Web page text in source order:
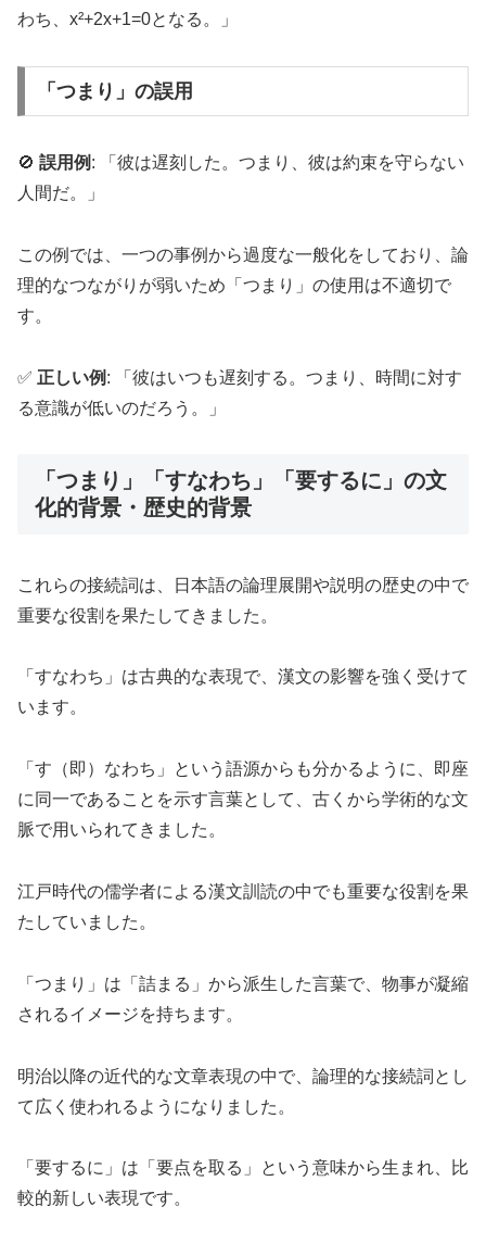
わち、x²+2x+1=0となる。」
「つまり」の誤用
🚫 誤用例 : 「彼は遅刻した。つまり、彼は約束を守らない
人間だ。」
この例では、一つの事例から過度な一般化をしており、論
理的なつながりが弱いため「つまり」の使用は不適切で
す。
✅ 正しい例 : 「彼はいつも遅刻する。つまり、時間に対す
る意識が低いのだろう。」
「つまり」「すなわち」「要するに」の文
化的背景・歴史的背景
これらの接続詞は、日本語の論理展開や説明の歴史の中で
重要な役割を果たしてきました。
「すなわち」は古典的な表現で、漢文の影響を強く受けて
います。
「す（即）なわち」という語源からも分かるように、即座
に同一であることを示す言葉として、古くから学術的な文
脈で用いられてきました。
江戸時代の儒学者による漢文訓読の中でも重要な役割を果
たしていました。
「つまり」は「詰まる」から派生した言葉で、物事が凝縮
されるイメージを持ちます。
明治以降の近代的な文章表現の中で、論理的な接続詞とし
て広く使われるようになりました。
「要するに」は「要点を取る」という意味から生まれ、比
較的新しい表現です。